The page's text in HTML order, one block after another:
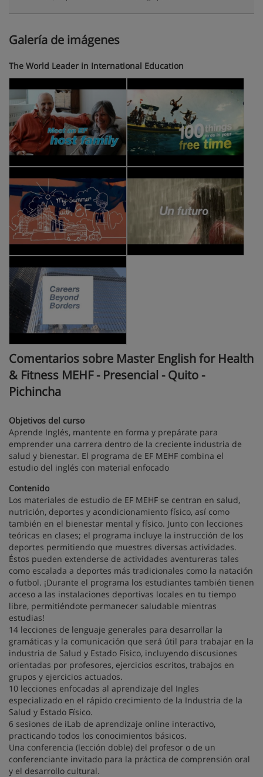
Galería de imágenes
The World Leader in International Education
Comentarios sobre Master English for Health
& Fitness MEHF - Presencial - Quito -
Pichincha
Objetivos del curso
Aprende Inglés, mantente en forma y prepárate para
emprender una carrera dentro de la creciente industria de
salud y bienestar. El programa de EF MEHF combina el
estudio del inglés con material enfocado
Contenido
Los materiales de estudio de EF MEHF se centran en salud,
nutrición, deportes y acondicionamiento físico, así como
también en el bienestar mental y físico. Junto con lecciones
teóricas en clases; el programa incluye la instrucción de los
deportes permitiendo que muestres diversas actividades.
Éstos pueden extenderse de actividades aventureras tales
como escalada a deportes más tradicionales como la natación
o futbol. ¡Durante el programa los estudiantes también tienen
acceso a las instalaciones deportivas locales en tu tiempo
libre, permitiéndote permanecer saludable mientras
estudias!
14 lecciones de lenguaje generales para desarrollar la
gramáticas y la comunicación que será útil para trabajar en la
industria de Salud y Estado Físico, incluyendo discusiones
orientadas por profesores, ejercicios escritos, trabajos en
grupos y ejercicios actuados.
10 lecciones enfocadas al aprendizaje del Ingles
especializado en el rápido crecimiento de la Industria de la
Salud y Estado Físico.
6 sesiones de iLab de aprendizaje online interactivo,
practicando todos los conocimientos básicos.
Una conferencia (lección doble) del profesor o de un
conferenciante invitado para la práctica de comprensión oral
y el desarrollo cultural.